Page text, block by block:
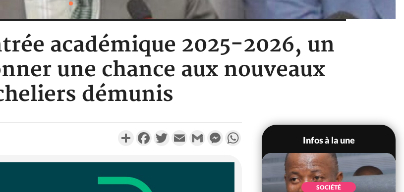
académique 2025-2026, un
une chance aux nouveaux
démunis
PartagerFacebookTwitterEmail Gmail MessengerWhatsApp
Infos à la une
SOCIÉTÉ